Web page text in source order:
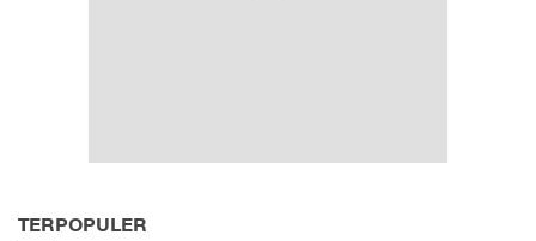
TERPOPULER